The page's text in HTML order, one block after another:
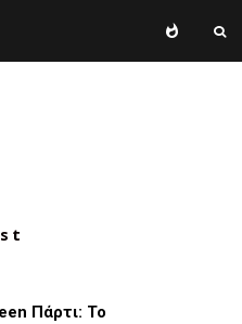
Πάρτι: Το